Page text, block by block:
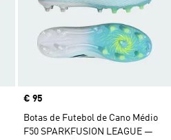
Price
€ 95
Botas de Futebol de Cano Médio
F50 SPARKFUSION LEAGUE —